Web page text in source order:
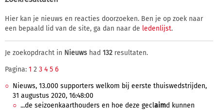
Hier kan je nieuws en reacties doorzoeken. Ben je op zoek naar
een bepaald lid van de site, ga dan naar de ledenlijst.
Je zoekopdracht in Nieuws had 132 resultaten.
Pagina: 1 2 3 4 5 6
Nieuws, 13.000 supporters welkom bij eerste thuiswedstrijden,
31 augustus 2020, 16:48:00
...de seizoenkaarthouders en hoe deze geclaimd kunnen